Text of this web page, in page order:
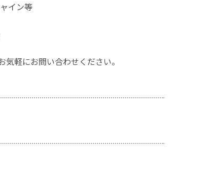
イン等
軽にお問い合わせください。